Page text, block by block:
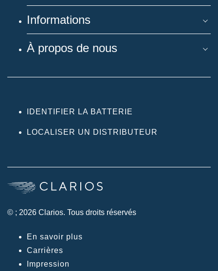
Informations
À propos de nous
IDENTIFIER LA BATTERIE
LOCALISER UN DISTRIBUTEUR
© ; 2026 Clarios. Tous droits réservés
En savoir plus
Carrières
Impression